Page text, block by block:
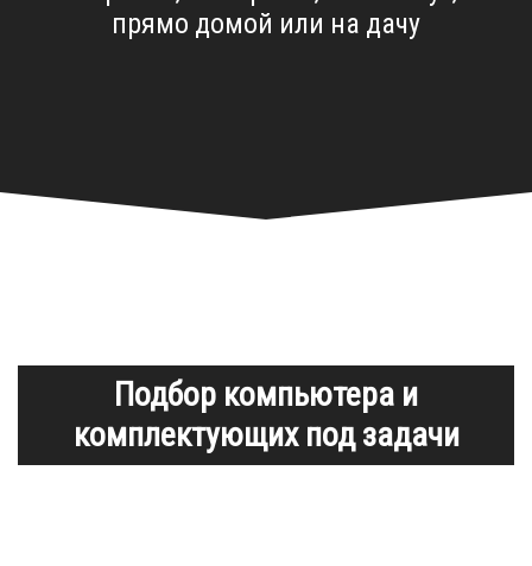
прямо домой или на дачу
Подбор компьютера и
комплектующих под задачи